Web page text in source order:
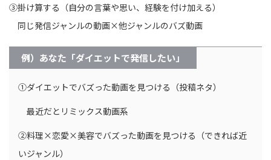
③掛け算する（自分の言葉や思い、経験を付け加える）
同じ発信ジャンルの動画×他ジャンルのバズ動画
例）あなた「ダイエットで発信したい」
①ダイエットでバズった動画を見つける（投稿ネタ）
最近だとリミックス動画系
②料理×恋愛×美容でバズった動画を見つける（できれば近
いジャンル）